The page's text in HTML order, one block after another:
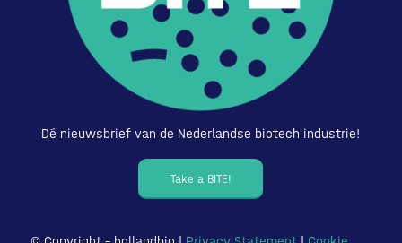
Dé nieuwsbrief van de Nederlandse biotech industrie!
Take a BITE!